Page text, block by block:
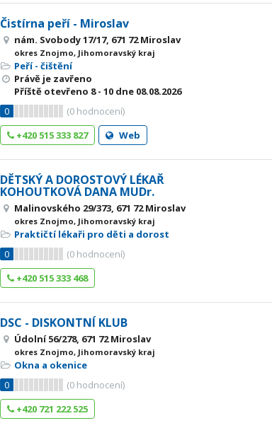
Čistírna peří - Miroslav
nám. Svobody 17/17, 671 72 Miroslav
okres Znojmo, Jihomoravský kraj
Peří - čištění
Právě je zavřeno
Příště otevřeno 8 - 10 dne 08.08.2026
0
(0 hodnocení)
+420 515 333 827
Web
DĚTSKÝ A DOROSTOVÝ LÉKAŘ
KOHOUTKOVÁ DANA MUDr.
Malinovského 29/373, 671 72 Miroslav
okres Znojmo, Jihomoravský kraj
Praktičtí lékaři pro děti a dorost
0
(0 hodnocení)
+420 515 333 468
DSC - DISKONTNÍ KLUB
Údolní 56/278, 671 72 Miroslav
okres Znojmo, Jihomoravský kraj
Okna a okenice
0
(0 hodnocení)
+420 721 222 525